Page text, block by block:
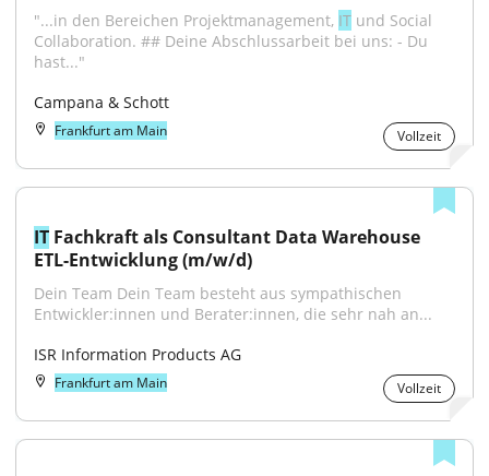
"...in den Bereichen Projektmanagement, IT und Social
Collaboration. ## Deine Abschlussarbeit bei uns: - Du
hast..."
Campana & Schott
Frankfurt am Main Vollzeit
IT Fachkraft als Consultant Data Warehouse
ETL-Entwicklung (m/w/d)
Dein Team Dein Team besteht aus sympathischen
Entwickler:innen und Berater:innen, die sehr nah an...
ISR Information Products AG
Frankfurt am Main Vollzeit